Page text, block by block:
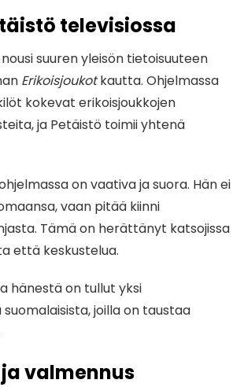
televisiossa
suuren yleisön tietoisuuteen
Erikoisjoukotkautta. Ohjelmassa
kokevat erikoisjoukkojen
ja Petäistö toimii yhtenä
on vaativa ja suora. Hän ei
vaan pitää kiinni
Tämä on herättänyt katsojissa
että keskustelua.
hänestä on tullut yksi
joilla on taustaa
valmennus